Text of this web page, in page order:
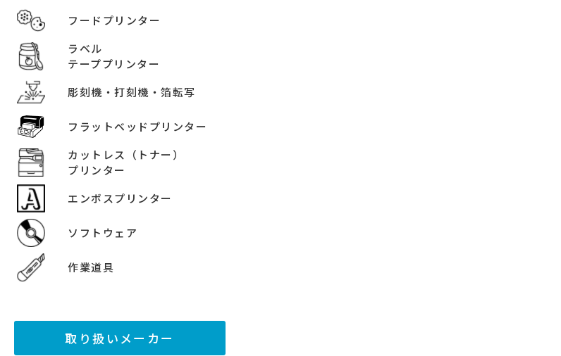
フードプリンター
ラベル
テーププリンター
彫刻機・打刻機・箔転写
フラットベッドプリンター
カットレス（トナー）
プリンター
エンボスプリンター
ソフトウェア
作業道具
取り扱いメーカー